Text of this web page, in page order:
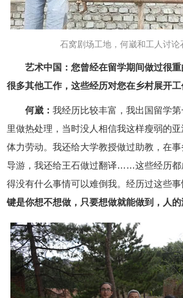
石窝剧场工地，何崴和工人讨论
艺术中国：您曾经在留学期间做过很
很多其他工作，这些经历对您在乡村展开
何崴：我经历比较丰富，我出国留学
里做热处理，当时没人相信我这样瘦弱的
体力劳动。我还给大学教授做过助教，在
导游，我还给王石做过翻译……这些经历都
得没有什么事情可以难倒我。经历过这些
键是你想不想做，只要想做就能做到，人的